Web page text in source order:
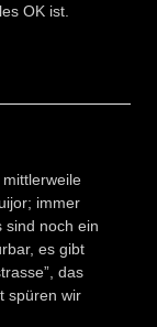
OK ist.
immer
sind noch ein
es gibt
das
spüren wir